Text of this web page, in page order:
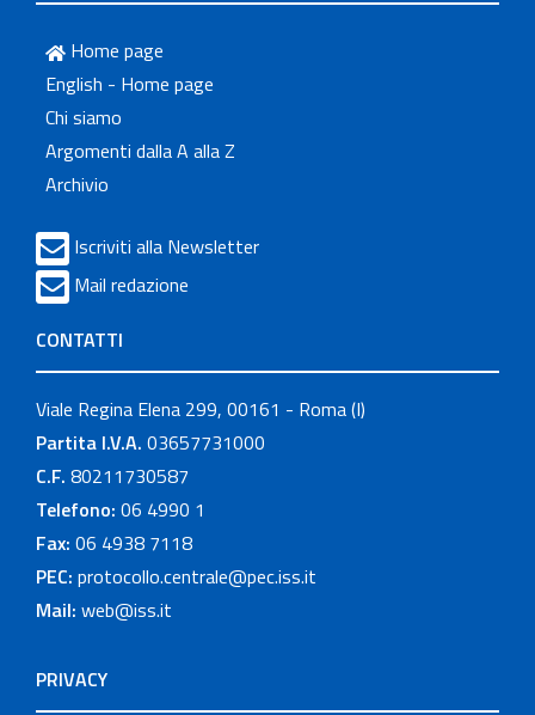
Home page
English - Home page
Chi siamo
Argomenti dalla A alla Z
Archivio
Iscriviti alla Newsletter
Mail redazione
CONTATTI
Viale Regina Elena 299, 00161 - Roma (I)
Partita I.V.A. 03657731000
C.F. 80211730587
Telefono: 06 4990 1
Fax: 06 4938 7118
PEC: protocollo.centrale@pec.iss.it
Mail: web@iss.it
PRIVACY